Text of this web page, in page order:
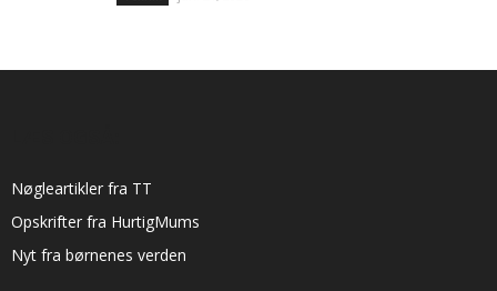
Nøgleartikler fra TT
Opskrifter fra HurtigMums
Nyt fra børnenes verden